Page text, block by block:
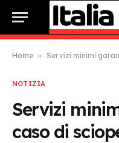
Home » Servizi minimi
NOTIZIA
Servizi
caso di